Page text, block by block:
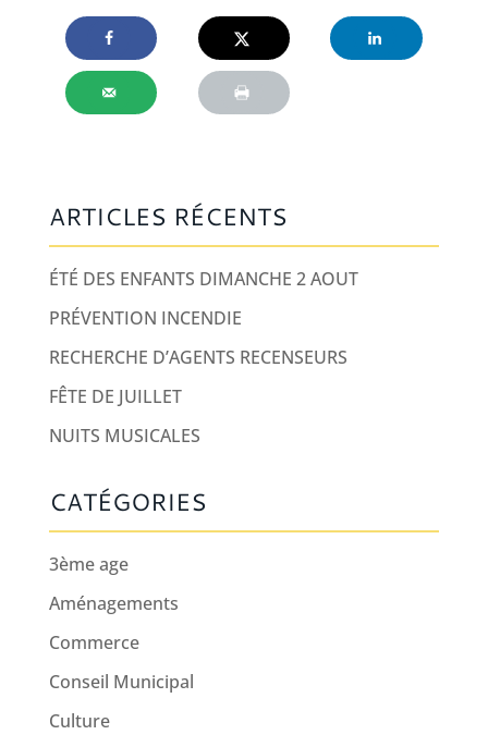
ARTICLES RÉCENTS
ÉTÉ DES ENFANTS DIMANCHE 2 AOUT
PRÉVENTION INCENDIE
RECHERCHE D’AGENTS RECENSEURS
FÊTE DE JUILLET
NUITS MUSICALES
CATÉGORIES
3ème age
Aménagements
Commerce
Conseil Municipal
Culture